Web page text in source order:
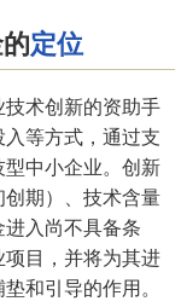
定位
术创新的资助手
等方式，通过支
型中小企业。创新
期）、技术含量
入尚不具备条
目，并将为其进
和引导的作用。